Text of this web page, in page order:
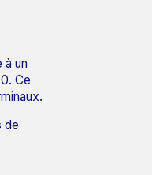
un
Ce
de